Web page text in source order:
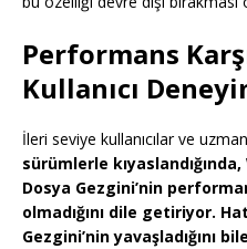
Performans
Kullanıcı
İleri seviye kullanıcılar ve
sürümlerle kıyaslandığında,
Dosya Gezgini’nin
olmadığını dile getiriyor.
Gezgini’ninyavaşladığını